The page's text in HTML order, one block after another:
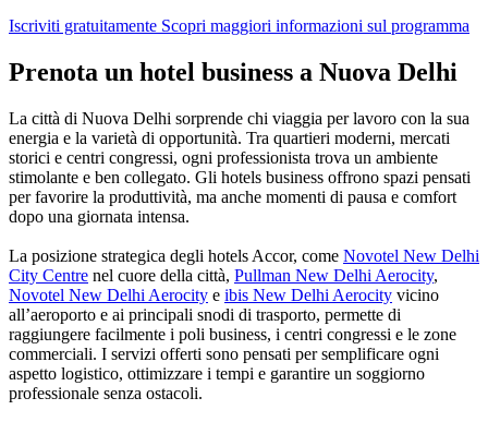
Iscriviti gratuitamente Scopri maggiori informazioni sul programma
Prenota un hotel business a Nuova Delhi
La città di Nuova Delhi sorprende chi viaggia per lavoro con la sua
energia e la varietà di opportunità. Tra quartieri moderni, mercati
storici e centri congressi, ogni professionista trova un ambiente
stimolante e ben collegato. Gli hotels business offrono spazi pensati
per favorire la produttività, ma anche momenti di pausa e comfort
dopo una giornata intensa.
La posizione strategica degli hotels Accor, come Novotel New Delhi
City Centre nel cuore della città, Pullman New Delhi Aerocity,
Novotel New Delhi Aerocity e ibis New Delhi Aerocity vicino
all’aeroporto e ai principali snodi di trasporto, permette di
raggiungere facilmente i poli business, i centri congressi e le zone
commerciali. I servizi offerti sono pensati per semplificare ogni
aspetto logistico, ottimizzare i tempi e garantire un soggiorno
professionale senza ostacoli.